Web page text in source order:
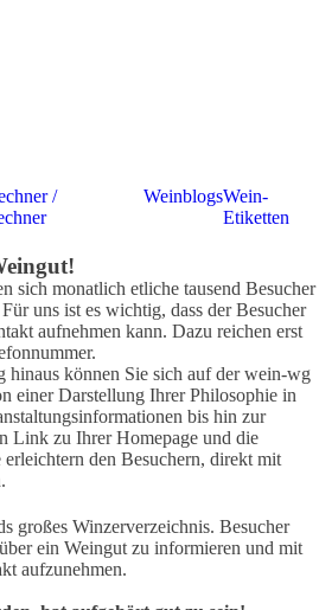
/
WeinblogsWein-
Etiketten
sich monatlich etliche tausend Besucher
uns ist es wichtig, dass der Besucher
aufnehmen kann. Dazu reichen erst
hinaus können Sie sich auf der wein-wg
einer Darstellung Ihrer Philosophie in
bis hin zur
Link zu Ihrer Homepage und die
den Besuchern, direkt mit
großes Winzerverzeichnis. Besucher
ein Weingut zu informieren und mit
aufzunehmen.